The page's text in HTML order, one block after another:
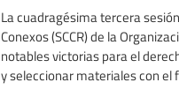
La cuadragésima tercera
Conexos (SCCR) de la
notables victorias para el
y seleccionar materiales con el